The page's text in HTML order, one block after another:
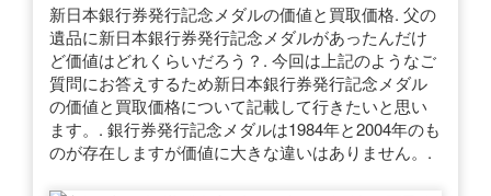
新日本銀行券発行記念メダルの価値と買取価格. 父の
遺品に新日本銀行券発行記念メダルがあったんだけ
ど価値はどれくらいだろう？. 今回は上記のようなご
質問にお答えするため新日本銀行券発行記念メダル
の価値と買取価格について記載して行きたいと思い
ます。. 銀行券発行記念メダルは1984年と2004年のも
のが存在しますが価値に大きな違いはありません。.